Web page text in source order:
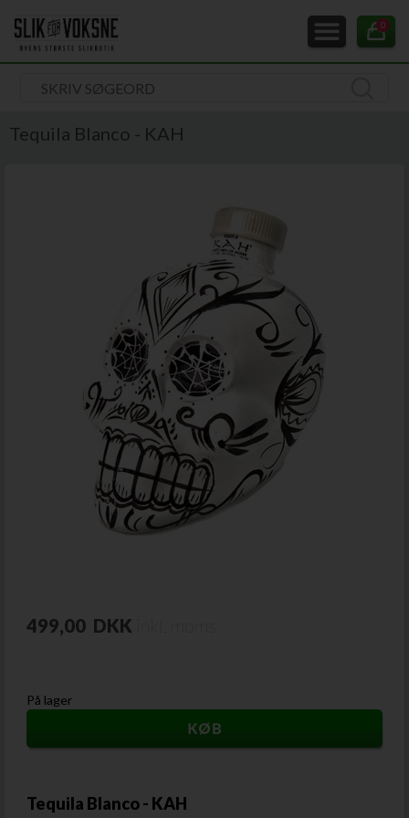
0
Tequila Blanco - KAH
499,00 DKK
På lager
Tequila Blanco - KAH